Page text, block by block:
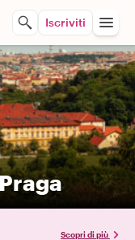
Iscriviti
Scopri di più